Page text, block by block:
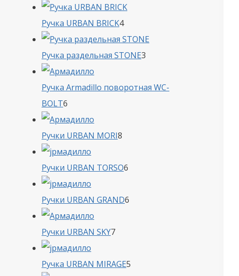
товара
Ручка URBAN BRICK44
товара
Ручка раздельная STONE3
Ручка Armadillo поворотная WC-
BOLT6
товаров
Ручки URBAN MORI8
Ручки URBAN TORSO6
Ручки URBAN GRAND6
Ручки URBAN SKY77
Ручка URBAN MIRAGE5